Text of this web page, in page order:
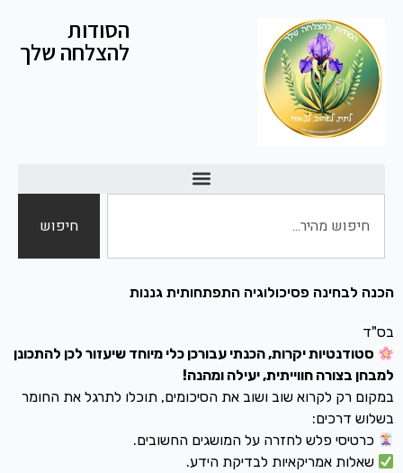
הסודות
להצלחה שלך
חיפוש
הכנה לבחינה פסיכולוגיה התפתחותית גננות
בס"ד
סטודנטיות יקרות, הכנתי עבורכן כלי מיוחד שיעזור לכן להתכונן
למבחן בצורה חווייתית, יעילה ומהנה!
במקום רק לקרוא שוב ושוב את הסיכומים, תוכלו לתרגל את החומר
בשלוש דרכים:
כרטיסי פלש לחזרה על המושגים החשובים.
שאלות אמריקאיות לבדיקת הידע.